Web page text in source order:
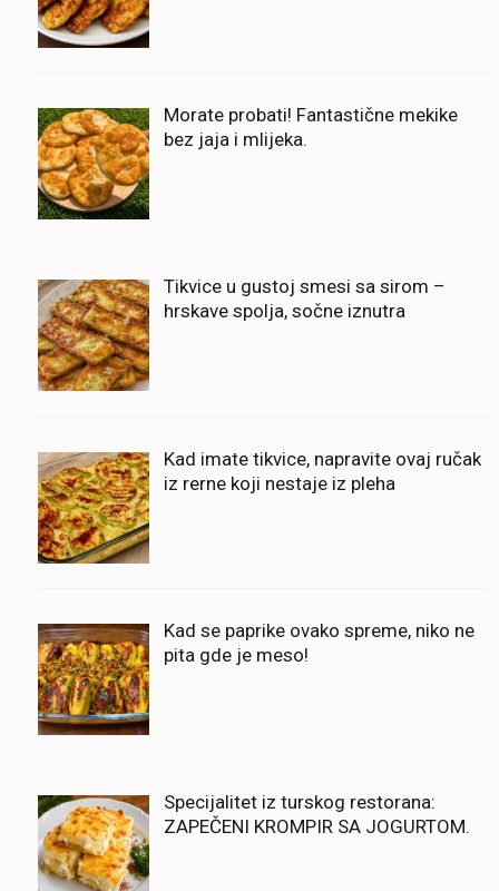
Morate probati! Fantastične mekike
bez jaja i mlijeka.
Tikvice u gustoj smesi sa sirom –
hrskave spolja, sočne iznutra
Kad imate tikvice, napravite ovaj ručak
iz rerne koji nestaje iz pleha
Kad se paprike ovako spreme, niko ne
pita gde je meso!
Specijalitet iz turskog restorana:
ZAPEČENI KROMPIR SA JOGURTOM.